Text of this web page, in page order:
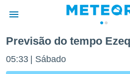
da
Previsão do tempo
05:33 Sábado